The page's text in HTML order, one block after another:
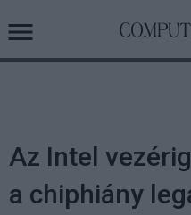
Az Intel
a chiphiány